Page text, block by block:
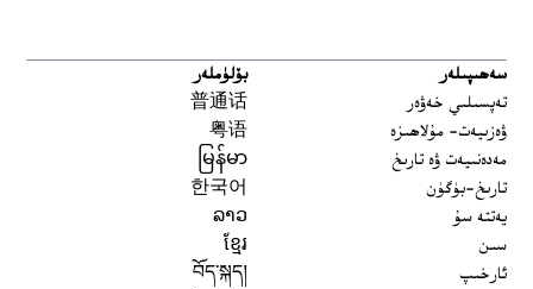
سەھىپىلەر
تەپسىلىي خەۋەر
ۋەزىيەت- مۇلاھىزە
مەدەنىيەت ۋە تارىخ
تارىخ-بۈگۈن
يەتتە سۇ
سىن
ئارخىپ
بۆلۈملەر
普通话
粤语
မြန်မာ
한국어
ລາວ
ខ្មែរ
བོད་སྐད།